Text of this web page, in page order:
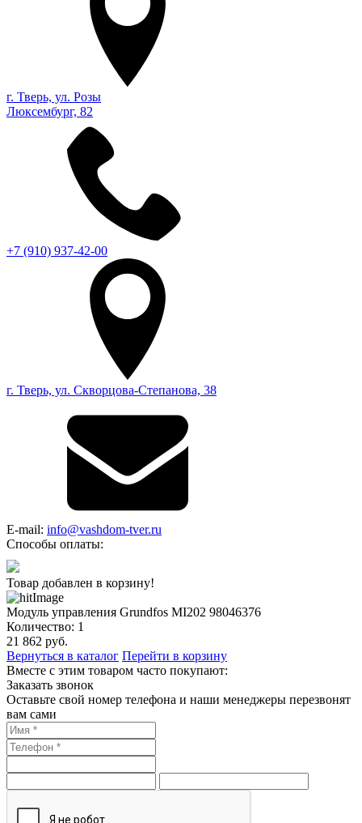
г. Тверь, ул. Розы
Люксембург, 82
+7 (910) 937-42-00
г. Тверь, ул. Скворцова-Степанова, 38
E-mail: info@vashdom-tver.ru
Способы оплаты:
Товар добавлен в корзину!
Модуль управления Grundfos MI202 98046376
Количество: 1
21 862 руб.
Вернуться в каталог Перейти в корзину
Вместе с этим товаром часто покупают:
Заказать звонок
Оставьте свой номер телефона и наши менеджеры перезвонят
вам сами